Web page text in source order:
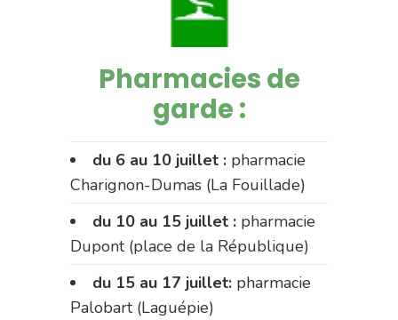
Pharmacies de
garde :
du 6 au 10 juillet : pharmacie
Charignon-Dumas (La Fouillade)
du 10 au 15 juillet : pharmacie
Dupont (place de la République)
du 15 au 17 juillet: pharmacie
Palobart (Laguépie)